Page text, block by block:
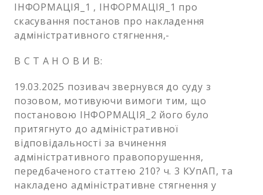
ІНФОРМАЦІЯ_1 , ІНФОРМАЦІЯ_1 про
скасування постанов про накладення
адміністративного стягнення,-
В С Т А Н О В И В:
19.03.2025 позивач звернувся до суду з
позовом, мотивуючи вимоги тим, що
постановою ІНФОРМАЦІЯ_2 його було
притягнуто до адміністративної
відповідальності за вчинення
адміністративного правопорушення,
передбаченого статтею 210? ч. 3 КУпАП, та
накладено адміністративне стягнення у